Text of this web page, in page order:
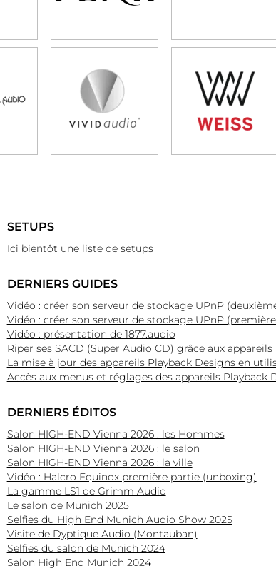
SETUPS
Ici bientôt une liste de setups
DERNIERS GUIDES
Vidéo : créer son serveur de stockage UPnP
Vidéo : créer son serveur de stockage UPnP
Vidéo : présentation de 1877.audio
Riper ses SACD (Super Audio CD) grâce aux
La mise à jour des appareils Playback Designs en
Accès aux menus et réglages des appareils Playback
DERNIERS ÉDITOS
Salon HIGH-END Vienna 2026 : les Hommes
Salon HIGH-END Vienna 2026 : le salon
Salon HIGH-END Vienna 2026 : la ville
Vidéo : Halcro Equinox première partie (unboxing)
La gamme LS1 de Grimm Audio
Le salon de Munich 2025
Selfies du High End Munich Audio Show 2025
Visite de Dyptique Audio (Montauban)
Selfies du salon de Munich 2024
Salon High End Munich 2024